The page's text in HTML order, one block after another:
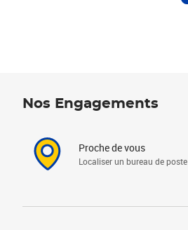
Nos Engagements
Proche de vous
Localiser un bureau de poste